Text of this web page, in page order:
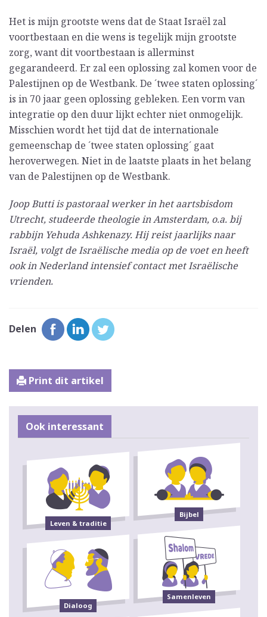
Het is mijn grootste wens dat de Staat Israël zal
voortbestaan en die wens is tegelijk mijn grootste
zorg, want dit voortbestaan is allerminst
gegarandeerd. Er zal een oplossing zal komen voor de
Palestijnen op de Westbank. De ´twee staten oplossing´
is in 70 jaar geen oplossing gebleken. Een vorm van
integratie op den duur lijkt echter niet onmogelijk.
Misschien wordt het tijd dat de internationale
gemeenschap de ´twee staten oplossing´ gaat
heroverwegen. Niet in de laatste plaats in het belang
van de Palestijnen op de Westbank.
Joop Butti is pastoraal werker in het aartsbisdom
Utrecht, studeerde theologie in Amsterdam, o.a. bij
rabbijn Yehuda Ashkenazy. Hij reist jaarlijks naar
Israël, volgt de Israëlische media op de voet en heeft
ook in Nederland intensief contact met Israëlische
vrienden.
Delen
Print dit artikel
Ook interessant
Leven & traditie
Bijbel
Dialoog
Samenleven